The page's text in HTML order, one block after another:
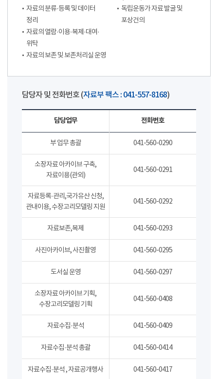
자료의 분류·등록 및 데이터
정리
자료의 열람·이용·복제·대여·
위탁
자료의 보존 및 보존처리실 운영
독립운동가 자료 발굴 및
포상건의
담당자 및 전화번호 (자료부 팩스 : 041-557-8168)
담당업무 전화번호
부 업무 총괄 041-560-0290
소장자료 아카이브 구축,
자료이용(관외)
041-560-0291
자료등록·관리,국가유산 신청,
관내이용, 수장고리모델링 지원
041-560-0292
자료보존,복제 041-560-0293
사진아카이브, 사진촬영 041-560-0295
도서실 운영 041-560-0297
소장자료 아카이브 기획,
수장고리모델링 기획
041-560-0408
자료수집·분석 041-560-0409
자료수집·분석 총괄 041-560-0414
자료수집·분석 , 자료공개행사 041-560-0417